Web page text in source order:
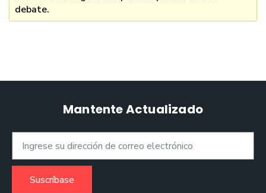
debate.
Mantente Actualizado
Suscríbase